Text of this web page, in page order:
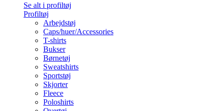
Se alt i profiltøj
Profiltøj
Arbejdstøj
Caps/huer/Accessories
T-shirts
Bukser
Børnetøj
Sweatshirts
Sportstøj
Skjorter
Fleece
Poloshirts